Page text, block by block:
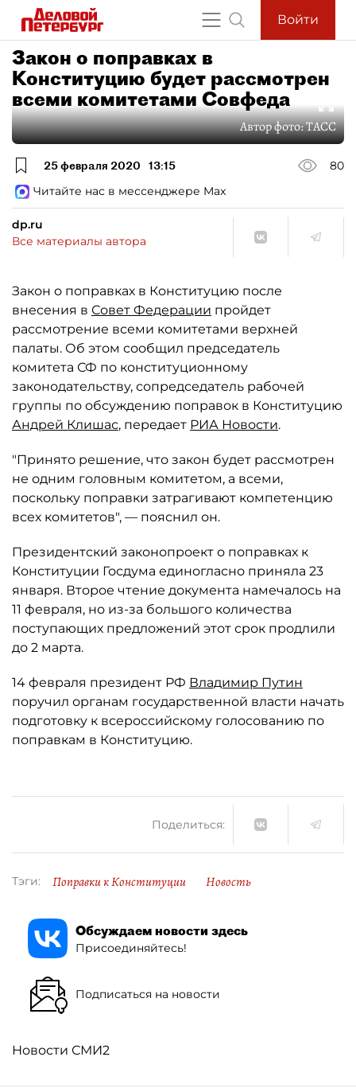
Войти
Закон о поправках в
Конституцию будет рассмотрен
всеми комитетами Совфеда
Автор фото:ТАСС
25 февраля 2020 13:15
80
Читайте нас в мессенджере Max
dp.ru
Все материалы автора
Закон о поправках в Конституцию после
внесения в Совет Федерации пройдет
рассмотрение всеми комитетами верхней
палаты. Об этом сообщил председатель
комитета СФ по конституционному
законодательству, сопредседатель рабочей
группы по обсуждению поправок в Конституцию
Андрей Клишас, передает РИА Новости.
"Принято решение, что закон будет рассмотрен
не одним головным комитетом, а всеми,
поскольку поправки затрагивают компетенцию
всех комитетов", — пояснил он.
Президентский законопроект о поправках к
Конституции Госдума единогласно приняла 23
января. Второе чтение документа намечалось на
11 февраля, но из-за большого количества
поступающих предложений этот срок продлили
до 2 марта.
14 февраля президент РФ Владимир Путин
поручил органам государственной власти начать
подготовку к всероссийскому голосованию по
поправкам в Конституцию.
Поделиться:
Тэги: Поправки к Конституции Новость
Обсуждаем новости здесь
Присоединяйтесь!
Подписаться на новости
Новости СМИ2